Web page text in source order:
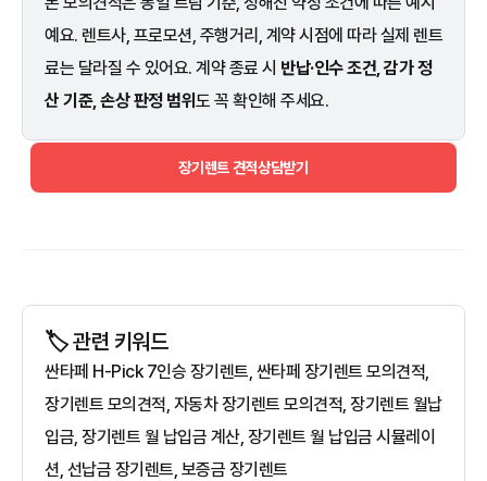
예요. 렌트사, 프로모션, 주행거리, 계약 시점에 따라 실제 렌트
료는 달라질 수 있어요. 계약 종료 시 반납·인수 조건, 감가 정
산 기준, 손상 판정 범위도 꼭 확인해 주세요.
장기렌트 견적상담받기
🏷️ 관련 키워드
싼타페 H-Pick 7인승 장기렌트, 싼타페 장기렌트 모의견적,
장기렌트 모의견적, 자동차 장기렌트 모의견적, 장기렌트 월납
입금, 장기렌트 월 납입금 계산, 장기렌트 월 납입금 시뮬레이
션, 선납금 장기렌트, 보증금 장기렌트